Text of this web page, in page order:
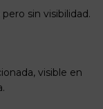
sin visibilidad.
visible en